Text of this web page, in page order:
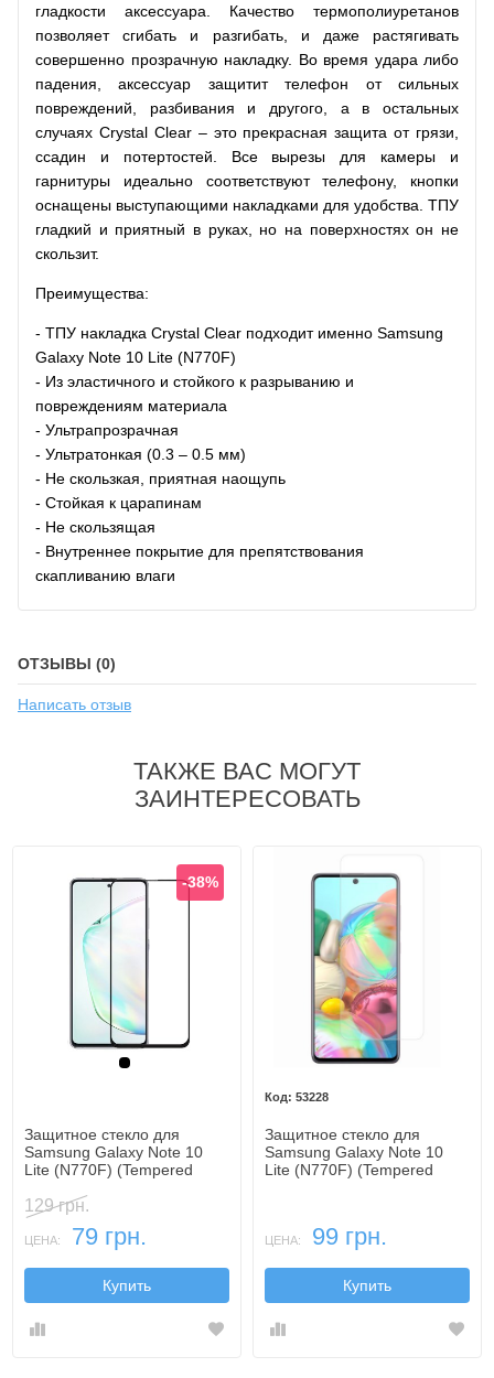
гладкости аксессуара. Качество термополиуретанов
позволяет сгибать и разгибать, и даже растягивать
совершенно прозрачную накладку. Во время удара либо
падения, аксессуар защитит телефон от сильных
повреждений, разбивания и другого, а в остальных
случаях Crystal Clear – это прекрасная защита от грязи,
ссадин и потертостей. Все вырезы для камеры и
гарнитуры идеально соответствуют телефону, кнопки
оснащены выступающими накладками для удобства. ТПУ
гладкий и приятный в руках, но на поверхностях он не
скользит.
Преимущества:
- ТПУ накладка Crystal Clear подходит именно Samsung
Galaxy Note 10 Lite (N770F)
- Из эластичного и стойкого к разрыванию и
повреждениям материала
- Ультрапрозрачная
- Ультратонкая (0.3 – 0.5 мм)
- Не скользкая, приятная наощупь
- Стойкая к царапинам
- Не скользящая
- Внутреннее покрытие для препятствования
скапливанию влаги
ОТЗЫВЫ (0)
Написать отзыв
ТАКЖЕ ВАС МОГУТ
ЗАИНТЕРЕСОВАТЬ
Черный
-38%
Защитное стекло для
Samsung Galaxy Note 10
Lite (N770F) (Tempered
129 грн.
ЦЕНА: 79 грн.
Купить
53228
Защитное стекло для
Samsung Galaxy Note 10
Lite (N770F) (Tempered
ЦЕНА: 99 грн.
Купить